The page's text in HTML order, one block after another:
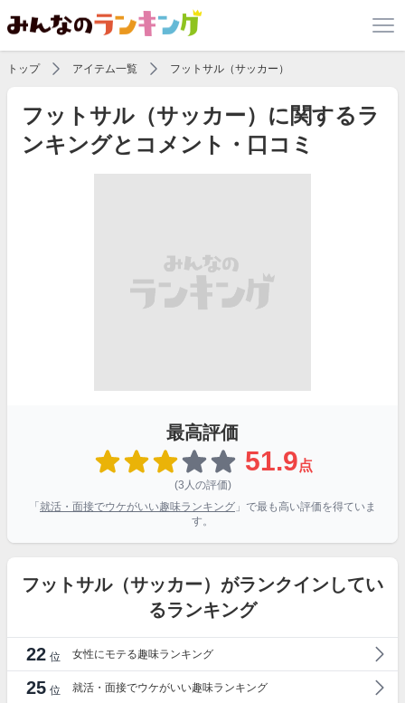
トップ アイテム一覧 フットサル（サッカー）
フットサル（サッカー）に関するラ
ンキングとコメント・口コミ
最高評価
51.9点
(3人の評価)
「 就活・面接でウケがいい趣味ランキング 」で最も高い評価を得ていま
す。
フットサル（サッカー）がランクインしてい
るランキング
22 位 女性にモテる趣味ランキング
25 位 就活・面接でウケがいい趣味ランキング